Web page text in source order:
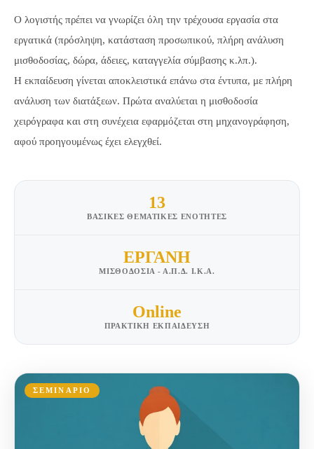
Ο λογιστής πρέπει να γνωρίζει όλη την τρέχουσα εργασία στα
εργατικά (πρόσληψη, κατάσταση προσωπικού, πλήρη ανάλυση
μισθοδοσίας, δώρα, άδειες, καταγγελία σύμβασης κ.λπ.).
Η εκπαίδευση γίνεται αποκλειστικά επάνω στα έντυπα, με πλήρη
ανάλυση των διατάξεων. Πρώτα αναλύεται η μισθοδοσία
χειρόγραφα και στη συνέχεια εφαρμόζεται στη μηχανογράφηση,
αφού προηγουμένως έχει ελεγχθεί.
13
ΒΑΣΙΚΈΣ ΘΕΜΑΤΙΚΈΣ ΕΝΌΤΗΤΕΣ
ΕΡΓΑΝΗ
ΜΙΣΘΟΔΟΣΙΑ - Α.Π.Δ. Ι.Κ.Α.
Online
ΠΡΑΚΤΙΚΗ ΕΚΠΑΙΔΕΥΣΗ
ΣΕΜΙΝΑΡΙΟ